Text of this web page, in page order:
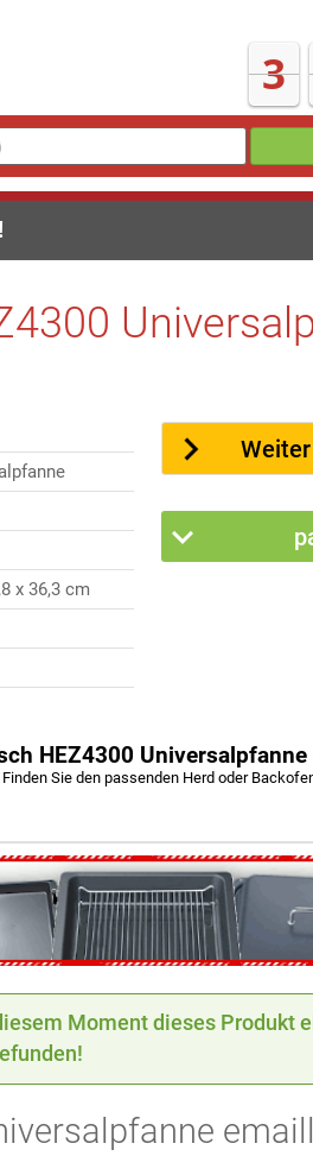
3
x 36,3 cm
HEZ4300
Sie den passenden Herd oder
Moment dieses Produkt